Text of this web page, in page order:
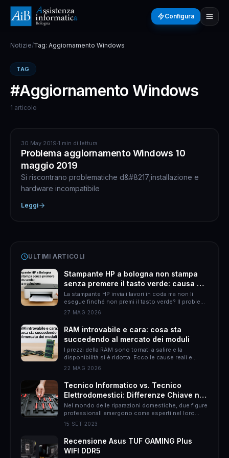
Configura
Notizie/Tag: Aggiornamento Windows
TAG
#Aggiornamento Windows
1 articolo
ASSISTENZA COMPUTER
30 May 2019·1 min di lettura
Problema aggiornamento Windows 10
maggio 2019
Si riscontrano problematiche d&#8217;installazione e
hardware incompatibile
Leggi
ULTIMI ARTICOLI
Stampante HP a bologna non stampa
senza premere il tasto verde: causa e
soluzione
La stampante HP invia i lavori in coda ma non li
esegue finché non premi il tasto verde? Il problema
è quasi sempre HP Smart. Ecco come risolverlo
27 MAG 2026
RAM introvabile e cara: cosa sta
succedendo al mercato dei moduli
I prezzi della RAM sono tornati a salire e la
disponibilità si è ridotta. Ecco le cause reali e
come muoversi per non spendere il doppio.
22 MAG 2026
Tecnico Informatico vs. Tecnico
Elettrodomestici: Differenze Chiave nel
Mondo delle Riparazioni Domestiche
Nel mondo delle riparazioni domestiche, due figure
professionali emergono come esperti nel loro
campo: il tecnico informatico e il tecnico
l&#8217;obiettivo di risolvere problemi, le loro
responsabilità, approcci e persino il rapporto con
il cliente possono essere molto diversi. In questo
15 SET 2023
Recensione Asus TUF GAMING Plus
WIFI DDR5